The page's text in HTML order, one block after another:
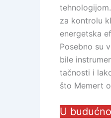
za kontrolu
energetska
Posebno su
bile
tačnosti i
što Memert
U